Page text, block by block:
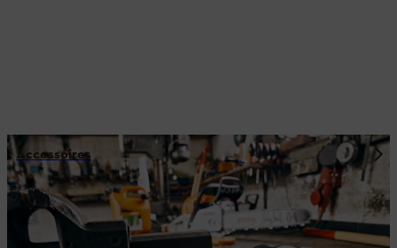
Accessoires